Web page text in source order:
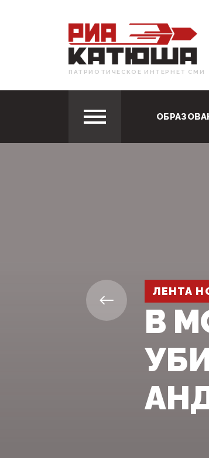
ПАТРИОТИЧЕСКОЕ ИНТЕРНЕТ СМИ
ЛЕНТА
В